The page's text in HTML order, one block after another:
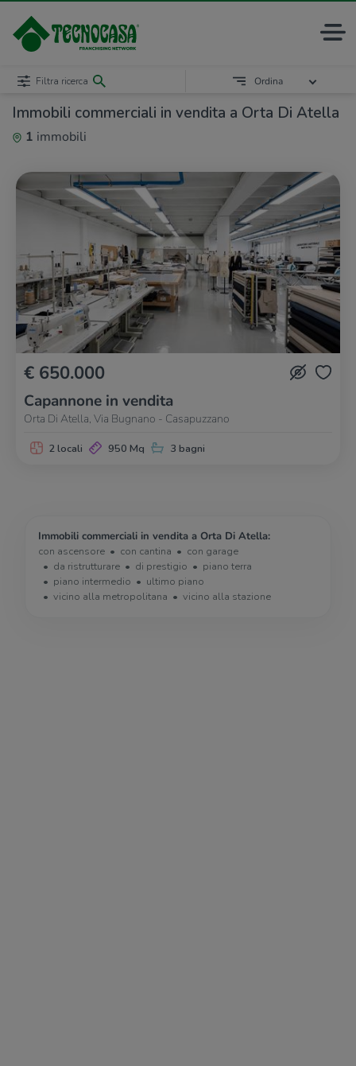
Immobili commerciali in vendita a Orta Di Atella
1 immobili
Filtra ricerca Ordina
€ 650.000
Capannone in vendita
Orta Di Atella, Via Bugnano - Casapuzzano
2 locali 950 Mq 3 bagni
Immobili commerciali in vendita a Orta Di Atella:
con ascensore
con cantina
con garage
da ristrutturare
di prestigio
piano terra
piano intermedio
ultimo piano
vicino alla metropolitana
vicino alla stazione